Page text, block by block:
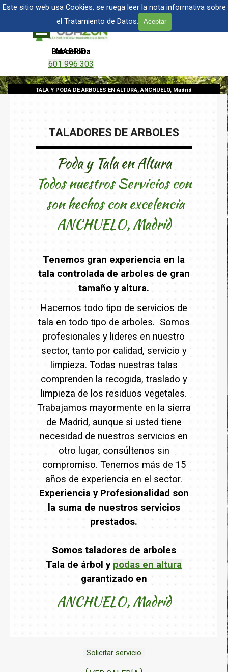
Este sitio web usa Cookies, se ruega leer la nota informativa sobre
el Tratamiento de Datos.
Aceptar
Vaya al ContenidoTALA Y PODA DE ÁRBOLES EN MADRID
Barcelona
601 996 303
MADRID
601 904 866
Saltar menú
TALA Y PODA DE ÁRBOLES EN ALTURA, ANCHUELO, Madrid
TALADORES DE ARBOLES
Poda y Tala en Altura
Todos nuestros Servicios con
son hechos con excelencia
ANCHUELO, Madrid
Tenemos gran experiencia en la
tala controlada de arboles de gran
tamaño y altura.
Hacemos todo tipo de servicios de
tala en todo tipo de arboles. Somos
profesionales y lideres en nuestro
sector, tanto por calidad, servicio y
limpieza. Todas nuestras talas
comprenden la recogida, traslado y
limpieza de los residuos vegetales.
Trabajamos mayormente en la sierra
de Madrid, aunque si usted tiene
necesidad de nuestros servicios en
otro lugar, consúltenos sin
compromiso. Tenemos más de 15
años de experiencia en el sector.
Experiencia y Profesionalidad son
la suma de nuestros servicios
prestados.
Somos taladores de arboles
Tala de árbol y podas en altura
garantizado en
ANCHUELO, Madrid
Solicitar servicio